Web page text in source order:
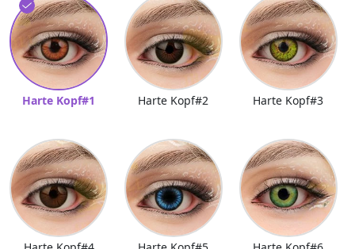
Harte Kopf#1 Harte Kopf#2 Harte Kopf#3